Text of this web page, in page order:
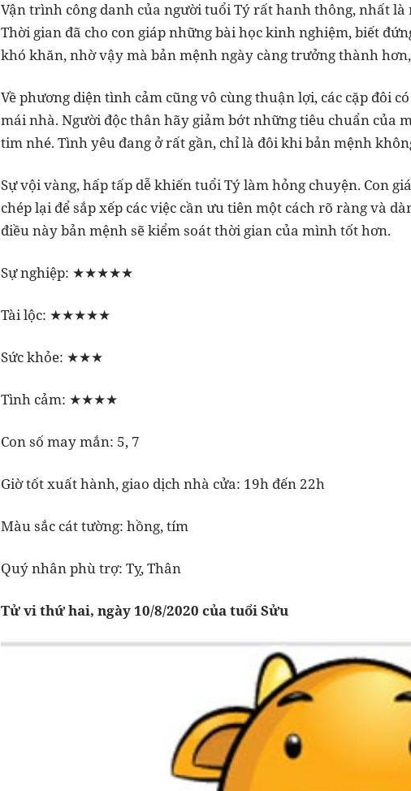
Vận trình công danh của người tuổi Tý rất hanh thông, nhất
Thời gian đã cho con giáp những bài học kinh nghiệm, biết
khó khăn, nhờ vậy mà bản mệnh ngày càng trưởng thành
Về phương diện tình cảm cũng vô cùng thuận lợi, các cặp đôi
mái nhà. Người độc thân hãy giảm bớt những tiêu chuẩn của
tim nhé. Tình yêu đang ở rất gần, chỉ là đôi khi bản mệnh
Sự vội vàng, hấp tấp dễ khiến tuổi Tý làm hỏng chuyện. Con
chép lại để sắp xếp các việc cần ưu tiên một cách rõ ràng và
điều này bản mệnh sẽ kiểm soát thời gian của mình tốt hơn.
Sự nghiệp: ★★★★★
Tài lộc: ★★★★★
Sức khỏe: ★★★
Tình cảm: ★★★★
Con số may mắn: 5, 7
Giờ tốt xuất hành, giao dịch nhà cửa: 19h đến 22h
Màu sắc cát tường: hồng, tím
Quý nhân phù trợ: Tỵ, Thân
Tử vi thứ hai, ngày 10/8/2020 của tuổi Sửu